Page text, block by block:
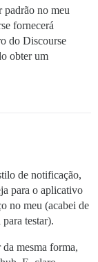
padrão no meu
fornecerá
do Discourse
obter um
de notificação,
para o aplicativo
no meu (acabei de
testar).
mesma forma,